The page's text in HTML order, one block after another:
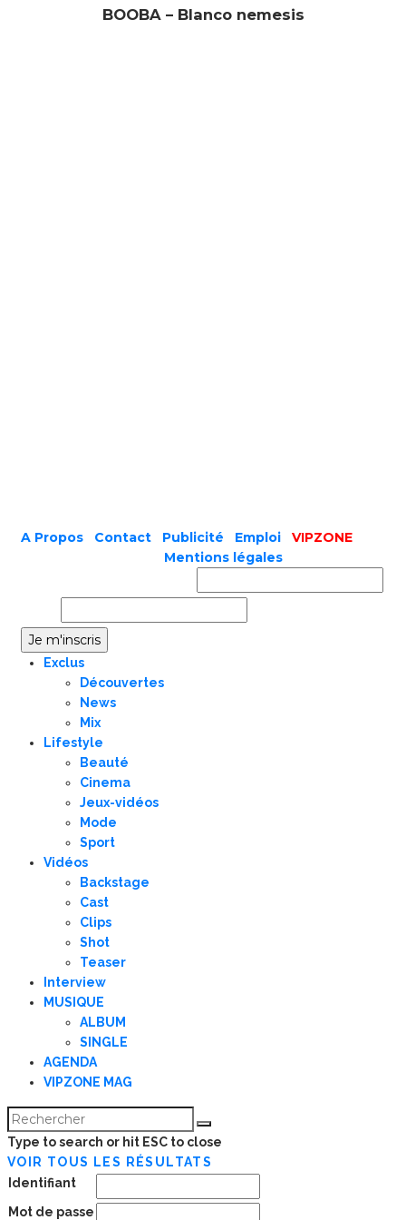
BOOBA – Blanco nemesis
A Propos Contact Publicité Emploi
VIPZONE
Mentions légales
Exclus
Découvertes
News
Mix
Lifestyle
Beauté
Cinema
Jeux-vidéos
Mode
Sport
Vidéos
Backstage
Cast
Clips
Shot
Teaser
Interview
MUSIQUE
ALBUM
SINGLE
AGENDA
VIPZONE MAG
Type to search or hit ESC to close
VOIR TOUS LES RÉSULTATS
Identifiant
Mot de passe